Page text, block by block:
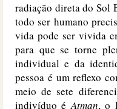
radiação direta do Sol
todo ser humano
vida pode ser vivida
para que se torne
individual e da
pessoa é um reflexo
meio de sete
indivíduo éAtman, o